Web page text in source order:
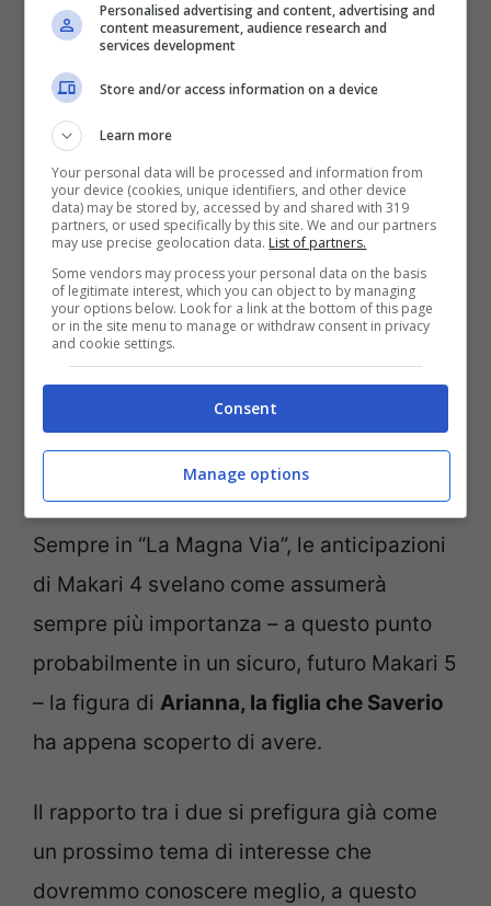
La presenza di Suleima, la sua compagna
storica, si intreccia con quella diMichela
Pacino, nuova fiamma
impatto emotivo, che annuncia una
decisione importante riguardante il proprio
futuro. Saverio si trova così in un delicato
equilibrio tra passato e presente, tra affetti
consolidati e nuove possibilità, con la
consapevolezza che le sue scelte
personali avranno conseguenze decisive.
Cosa accadrà con Arianna
Sempre in “La Magna Via”, le anticipazioni
di Makari 4 svelano come assumerà
sempre più importanza – a questo punto
probabilmente in un sicuro, futuro Makari 5
– la figura di Arianna, la figlia che Saverio
ha appena scoperto di avere.
Il rapporto tra i due si prefigura già come
un prossimo tema di interesse che
dovremmo conoscere meglio, a questo
Personalised advertising and content, advertising and
content measurement, audience research and
services development
Store and/or access information on a device
Learn more
Your personal data will be processed and information from
your device (cookies, unique identifiers, and other device
data) may be stored by, accessed by and shared with 319
partners, or used specifically by this site. We and our partners
may use precise geolocation data. List of partners.
Some vendors may process your personal data on the basis
of legitimate interest, which you can object to by managing
your options below. Look for a link at the bottom of this page
or in the site menu to manage or withdraw consent in privacy
and cookie settings.
Consent
Manage options